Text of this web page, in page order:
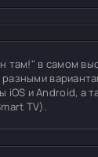
в самом
и Android, а
TV).